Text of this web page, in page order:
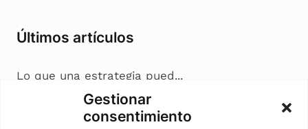
Gestionar
consentimiento
Últimos artículos
Lo que una estrategia pued...
Coherencia en marketing: c...
Nostalgia en marketing: cu...
La cremà del marketing: c...